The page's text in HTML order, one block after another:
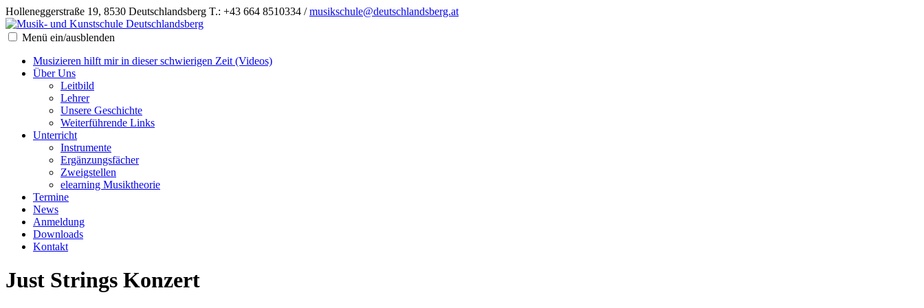
Holleneggerstraße 19, 8530 Deutschlandsberg T.: +43 664 8510334 /musikschule@deutschlandsberg.at
Menü ein/ausblenden
Musizieren hilft mir in dieser schwierigen Zeit (Videos)
Über Uns
Leitbild
Lehrer
Unsere Geschichte
Weiterführende Links
Unterricht
Instrumente
Ergänzungsfächer
Zweigstellen
elearning Musiktheorie
Termine
News
Anmeldung
Downloads
Kontakt
Just Strings Konzert